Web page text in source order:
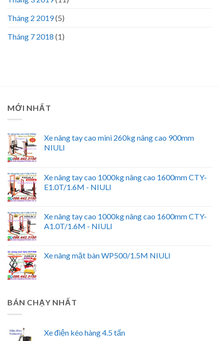
Tháng 2 2019(5)
Tháng 7 2018 (1)
MỚI NHẤT
Xe nâng tay cao mini 260kg nâng cao 900mm
NIULI
Xe nâng tay cao 1000kg nâng cao 1600mm CTY-
E1.0T/1.6M - NIULI
Xe nâng tay cao 1000kg nâng cao 1600mm CTY-
A1.0T/1.6M - NIULI
Xe nâng mặt bàn WP500/1.5M NIULI
BÁN CHẠY NHẤT
Xe điện kéo hàng 4.5 tấn